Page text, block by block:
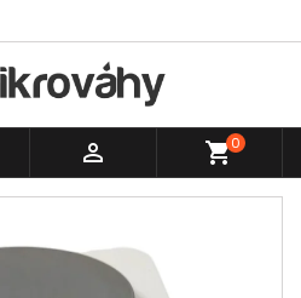
 shopping_cart0